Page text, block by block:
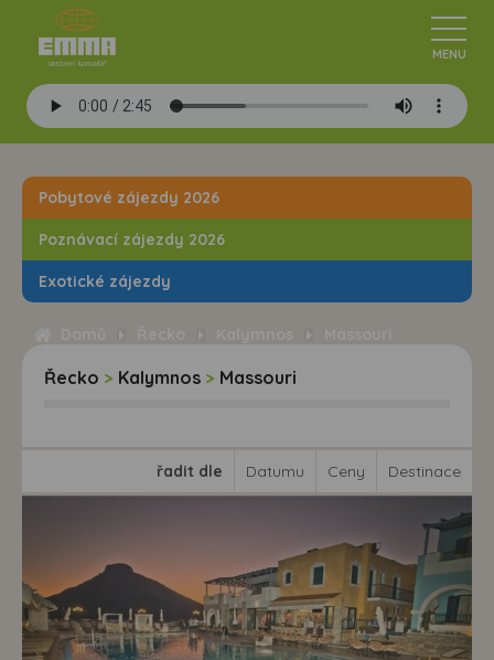
Pobytové zájezdy 2026
Poznávací zájezdy 2026
Exotické zájezdy
Řecko > Kalymnos > Massouri
řadit dle Datumu Ceny Destinace